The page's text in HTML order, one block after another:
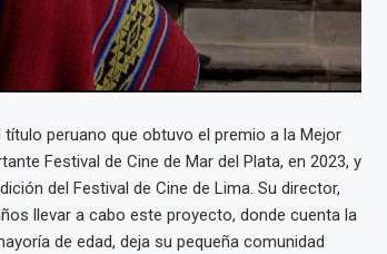
peruano que obtuvo el premio a la Mejor
Festival de Cine de Mar del Plata, en 2023, y
del Festival de Cine de Lima. Su director,
llevar a cabo este proyecto, donde cuenta la
de edad, deja su pequeña comunidad